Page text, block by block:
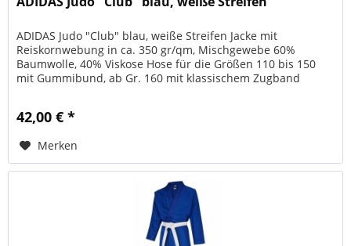
ADIDAS Judo "Club" blau, weiße Streifen Jacke mit
Reiskornwebung in ca. 350 gr/qm, Mischgewebe 60%
Baumwolle, 40% Viskose Hose für die Größen 110 bis 150
mit Gummibund, ab Gr. 160 mit klassischem Zugband
42,00 € *
Merken